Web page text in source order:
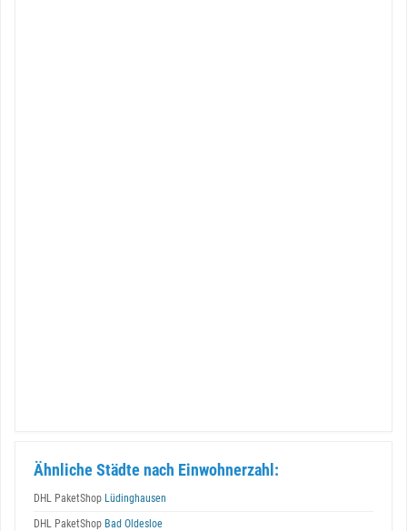
Ähnliche Städte nach Einwohnerzahl:
DHL PaketShop Lüdinghausen
DHL PaketShop Bad Oldesloe